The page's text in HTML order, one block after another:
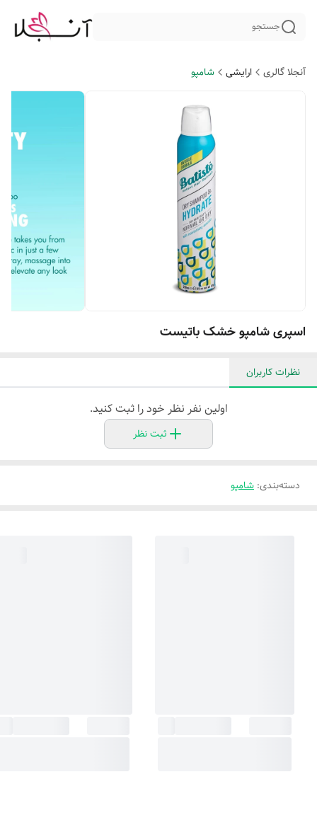
جستجو
آنجلا گالری ارایشی شامپو
اسپری شامپو خشک باتیست
نظرات کاربران
اولین نفر نظر خود را ثبت کنید.
ثبت نظر
دسته‌بندی: شامپو